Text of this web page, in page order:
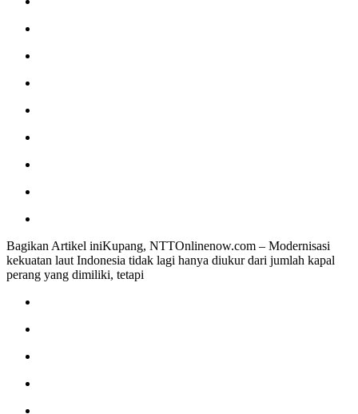
Bagikan Artikel iniKupang, NTTOnlinenow.com – Modernisasi
kekuatan laut Indonesia tidak lagi hanya diukur dari jumlah kapal
perang yang dimiliki, tetapi